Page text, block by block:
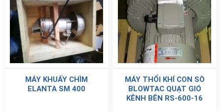
MÁY KHUẤY CHÌM
ELANTA SM 400
MÁY THỔI KHÍ CON SÒ
BLOWTAC QUẠT GIÓ
KÊNH BÊN RS-600-16